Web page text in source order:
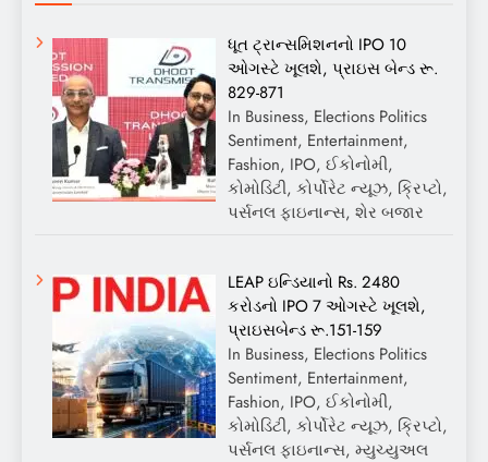
ધૂત ટ્રાન્સમિશનનો IPO 10
ઓગસ્ટે ખૂલશે, પ્રાઇસ બેન્ડ રૂ.
829-871
In Business, Elections Politics
Sentiment, Entertainment,
Fashion, IPO, ઈકોનોમી,
કોમોડિટી, કોર્પોરેટ ન્યૂઝ, ક્રિપ્ટો,
પર્સનલ ફાઇનાન્સ, શેર બજાર
LEAP ઇન્ડિયાનો Rs. 2480
કરોડનો IPO 7 ઓગસ્ટે ખૂલશે,
પ્રાઇસબેન્ડ રૂ.151-159
In Business, Elections Politics
Sentiment, Entertainment,
Fashion, IPO, ઈકોનોમી,
કોમોડિટી, કોર્પોરેટ ન્યૂઝ, ક્રિપ્ટો,
પર્સનલ ફાઇનાન્સ, મ્યુચ્યુઅલ